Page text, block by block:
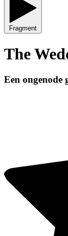
Fragment
The
Een ongenode